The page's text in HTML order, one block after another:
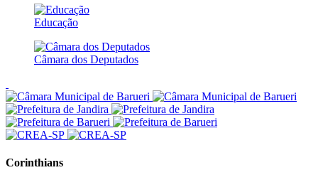
Educação
Câmara dos Deputados
Corinthians